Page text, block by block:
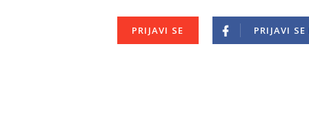
PRIJAVI SE PRIJAVI SE